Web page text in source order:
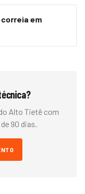
em
Alto Tietêcom
90 dias.